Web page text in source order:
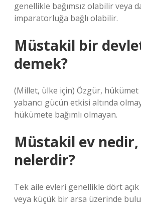
genellikle bağımsız olabilir veya
imparatorluğa bağlı olabilir.
Müstakil bir
demek?
(Millet, ülke için) Özgür, hükümet
yabancı gücün etkisi altında
hükümete bağımlı olmayan.
Müstakil ev
nelerdir?
Tek aile evleri genellikle dört
veya küçük bir arsa üzerinde